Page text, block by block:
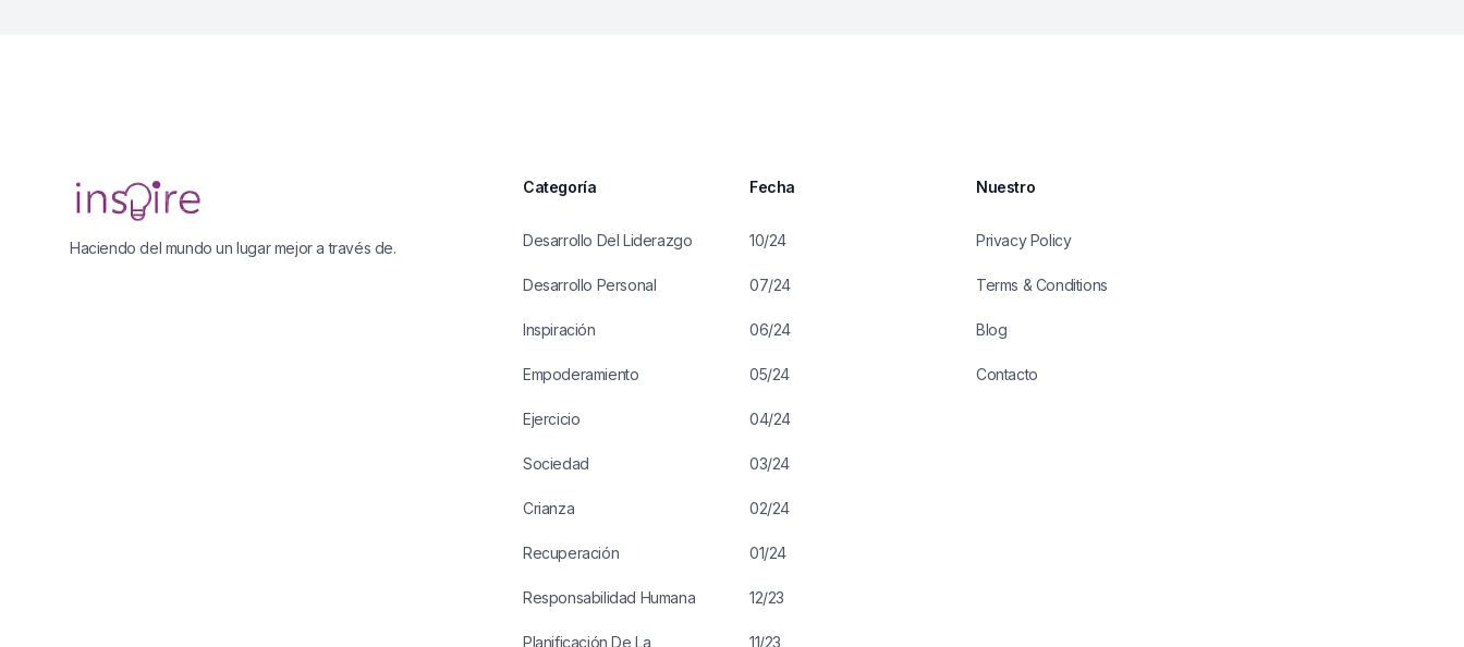
Haciendo del mundo un lugar mejor a través de.
Categoría
Desarrollo Del Liderazgo
Desarrollo Personal
Inspiración
Empoderamiento
Ejercicio
Sociedad
Crianza
Recuperación
Responsabilidad Humana
Planificación De La
Fecha
10/24
07/24
06/24
05/24
04/24
03/24
02/24
01/24
12/23
11/23
Nuestro
Privacy Policy
Terms & Conditions
Blog
Contacto